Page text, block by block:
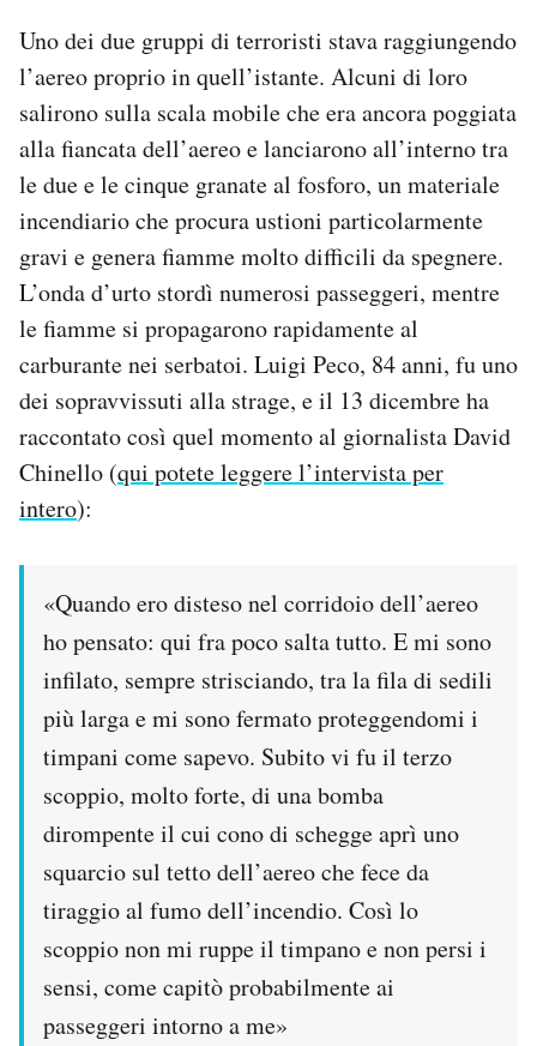
Uno dei due gruppi di terroristi stava raggiungendo
l’aereo proprio in quell’istante. Alcuni di loro
salirono sulla scala mobile che era ancora poggiata
alla fiancata dell’aereo e lanciarono all’interno tra
le due e le cinque granate al fosforo, un materiale
incendiario che procura ustioni particolarmente
gravi e genera fiamme molto difficili da spegnere.
L’onda d’urto stordì numerosi passeggeri, mentre
le fiamme si propagarono rapidamente al
carburante nei serbatoi. Luigi Peco, 84 anni, fu uno
dei sopravvissuti alla strage, e il 13 dicembre ha
raccontato così quel momento al giornalista David
Chinello (qui potete leggere l’intervista per
intero):
«Quando ero disteso nel corridoio dell’aereo
ho pensato: qui fra poco salta tutto. E mi sono
infilato, sempre strisciando, tra la fila di sedili
più larga e mi sono fermato proteggendomi i
timpani come sapevo. Subito vi fu il terzo
scoppio, molto forte, di una bomba
dirompente il cui cono di schegge aprì uno
squarcio sul tetto dell’aereo che fece da
tiraggio al fumo dell’incendio. Così lo
scoppio non mi ruppe il timpano e non persi i
sensi, come capitò probabilmente ai
passeggeri intorno a me»